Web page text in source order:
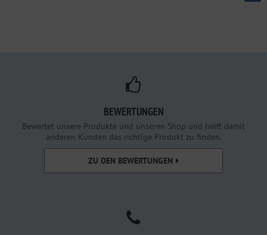
BEWERTUNGEN
Bewertet unsere Produkte und unseren Shop und helft damit
anderen Kunden das richtige Produkt zu finden.
ZU DEN BEWERTUNGEN